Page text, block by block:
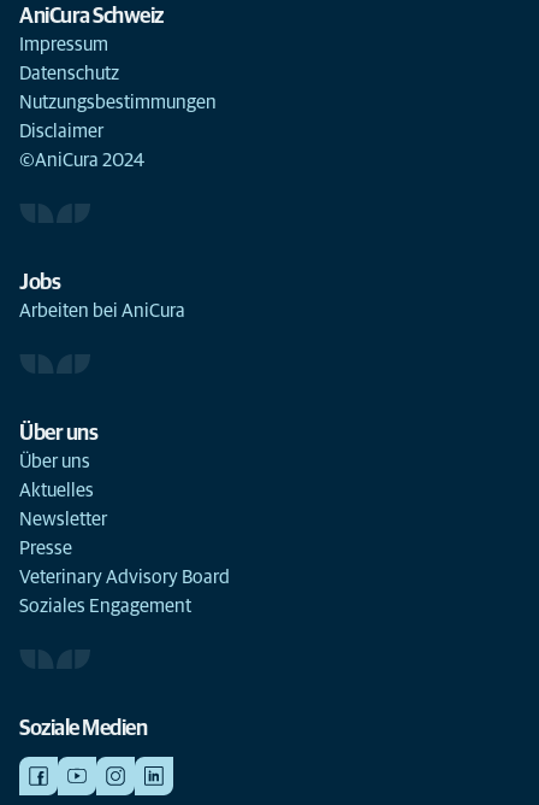
AniCura Schweiz
Impressum
Datenschutz
Nutzungsbestimmungen
Disclaimer
©AniCura 2024
Jobs
Arbeiten bei AniCura
Über uns
Über uns
Aktuelles
Newsletter
Presse
Veterinary Advisory Board
Soziales Engagement
Soziale Medien